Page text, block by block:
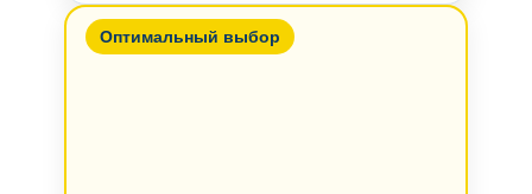
Оптимальный выбор